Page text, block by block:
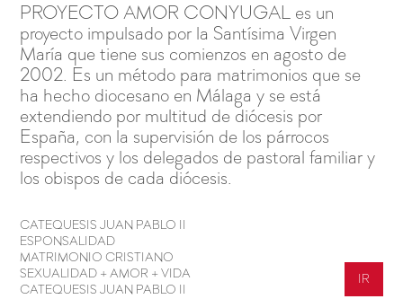
PROYECTO AMOR CONYUGAL es un
proyecto impulsado por la Santísima Virgen
María que tiene sus comienzos en agosto de
2002. Es un método para matrimonios que se
ha hecho diocesano en Málaga y se está
extendiendo por multitud de diócesis por
España, con la supervisión de los párrocos
respectivos y los delegados de pastoral familiar y
los obispos de cada diócesis.
CATEQUESIS JUAN PABLO II
ESPONSALIDAD
MATRIMONIO CRISTIANO
SEXUALIDAD + AMOR + VIDA
CATEQUESIS JUAN PABLO II
IR